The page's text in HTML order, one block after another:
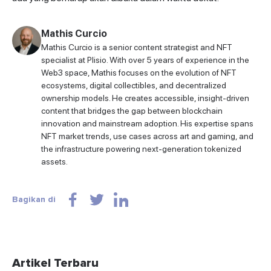
Mathis Curcio
Mathis Curcio is a senior content strategist and NFT
specialist at Plisio. With over 5 years of experience in the
Web3 space, Mathis focuses on the evolution of NFT
ecosystems, digital collectibles, and decentralized
ownership models. He creates accessible, insight-driven
content that bridges the gap between blockchain
innovation and mainstream adoption. His expertise spans
NFT market trends, use cases across art and gaming, and
the infrastructure powering next-generation tokenized
assets.
Bagikan di
Artikel Terbaru